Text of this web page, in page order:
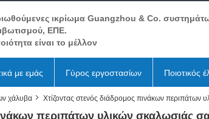
ικρίωμα Guangzhou & Co.
ΕΠΕ.
είναι το μέλλον
με εμάς Γύρος εργοστασίων Ποιοτικός
χάλυβα Χτίζοντας στενός διάδρομος πινάκων περιπάτων
περιπάτων υλικών σκαλωσιάς